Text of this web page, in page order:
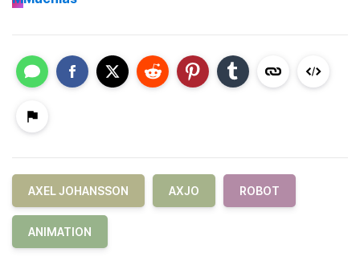
AXEL JOHANSSON AXJO ROBOT
ANIMATION